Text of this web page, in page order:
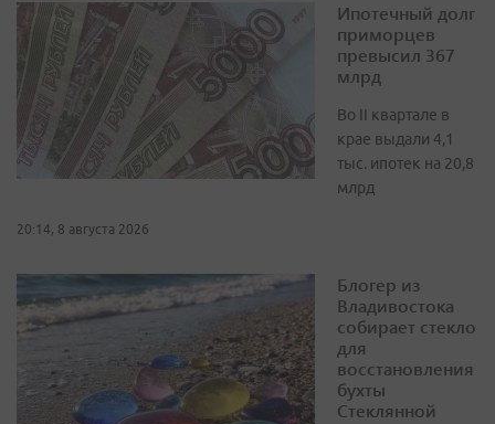
Ипотечный долг
приморцев
превысил 367
млрд
Во II квартале в
крае выдали 4,1
тыс. ипотек на 20,8
млрд
20:14, 8 августа 2026
Блогер из
Владивостока
собирает стекло
для
восстановления
бухты
Стеклянной